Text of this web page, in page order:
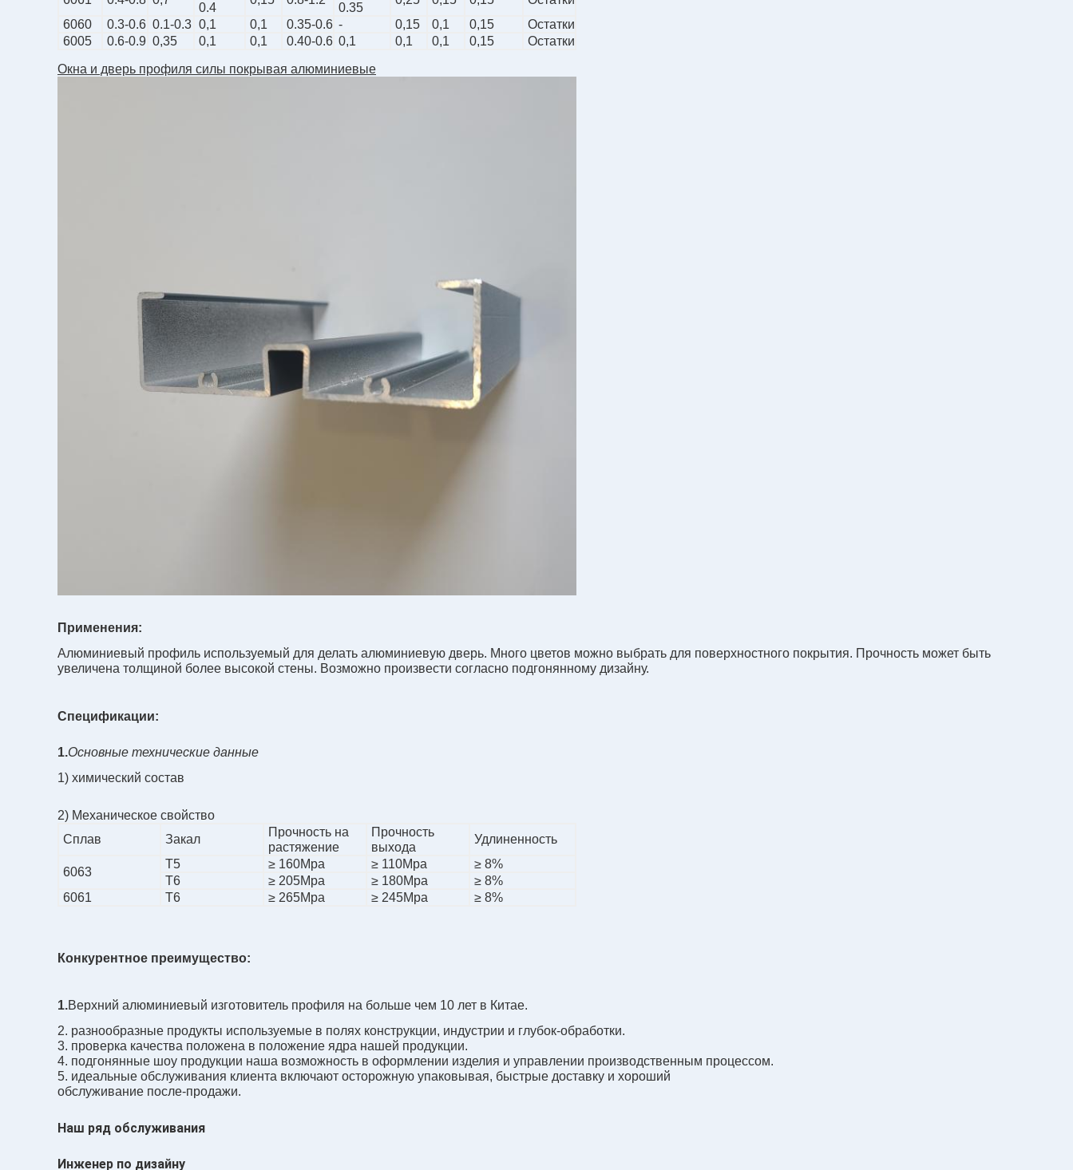
0.4
0.35
6060
0.3-0.6 0.1-0.3 0,1 0,1 0.35-0.6 - 0,15 0,1 0,15
Остатки
6005
0.6-0.9 0,35 0,1 0,1 0.40-0.6 0,1 0,1 0,1 0,15 Остатки
Окна и дверь профиля силы покрывая алюминиевые
Применения:
Алюминиевый профиль используемый для делать алюминиевую дверь. Много цветов можно выбрать для поверхностного покрытия. Прочность может быть
увеличена толщиной более высокой стены. Возможно произвести согласно подгонянному дизайну.
Спецификации:
1.Основные технические данные
1) химический состав
2) Механическое свойство
Сплав
Закал
Прочность на
растяжение
Прочность
выхода
Удлиненность
6063
T5 ≥ 160Mpa ≥ 110Mpa
≥ 8%
T6
≥ 205Mpa ≥ 180Mpa
≥ 8%
6061
T6 ≥ 265Mpa ≥ 245Mpa ≥ 8%
Конкурентное преимущество:
1.Верхний алюминиевый изготовитель профиля на больше чем 10 лет в Китае.
2. разнообразные продукты используемые в полях конструкции, индустрии и глубок-обработки.
3. проверка качества положена в положение ядра нашей продукции.
4. подгонянные шоу продукции наша возможность в оформлении изделия и управлении производственным процессом.
5. идеальные обслуживания клиента включают осторожную упаковывая, быстрые доставку и хороший
обслуживание после-продажи.
Наш ряд обслуживания
Инженер по дизайну